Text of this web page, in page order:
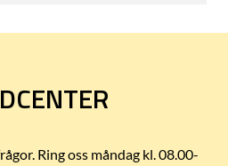
Ring oss måndag kl. 08.00-